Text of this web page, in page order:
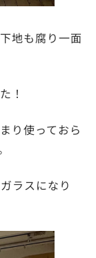
地も腐り一面
！
り使っておら
ラスになり